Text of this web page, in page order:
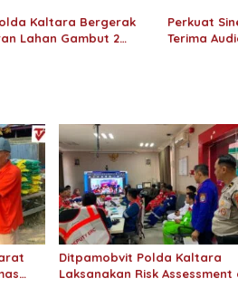
Kaltara Bergerak
Lahan Gambut 2
Perkuat
Terima
Ditpamobvit Polda Kaltara
Laksanakan Risk Assessment